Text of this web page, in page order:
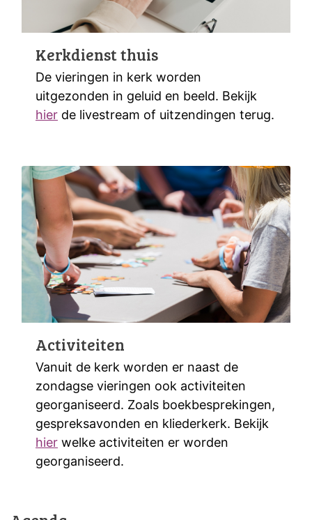
Kerkdienst thuis
De vieringen in kerk worden
uitgezonden in geluid en beeld. Bekijk
hier de livestream of uitzendingen terug.
Activiteiten
Vanuit de kerk worden er naast de
zondagse vieringen ook activiteiten
georganiseerd. Zoals boekbesprekingen,
gespreksavonden en kliederkerk. Bekijk
hier welke activiteiten er worden
georganiseerd.